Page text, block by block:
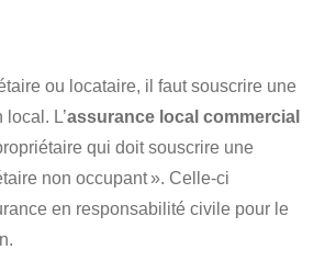
ou locataire, il faut souscrire une
L’assurance local commercial
qui doit souscrire une
non occupant ». Celle-ci
en responsabilité civile pour le